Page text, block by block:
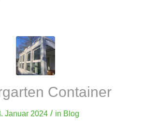
Container
Januar 2024 / in Blog